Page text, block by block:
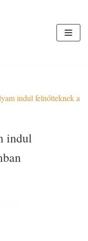
indul felnőtteknek a
indul